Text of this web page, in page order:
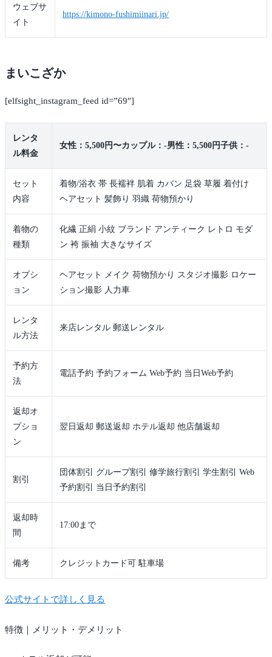
ウェブサ
イト
https://kimono-fushimiinari.jp/
まいこざか
[elfsight_instagram_feed id=”69″]
レンタ
ル料金
女性：5,500円〜カップル：-男性：5,500円子供：-
セット
内容
着物/浴衣 帯 長襦袢 肌着 カバン 足袋 草履 着付け
ヘアセット 髪飾り 羽織 荷物預かり
着物の
種類
化繊 正絹 小紋 ブランド アンティーク レトロ モダ
ン 袴 振袖 大きなサイズ
オプシ
ョン
ヘアセット メイク 荷物預かり スタジオ撮影 ロケー
ション撮影 人力車
レンタ
ル方法
来店レンタル 郵送レンタル
予約方
法
電話予約 予約フォーム Web予約 当日Web予約
返却オ
プショ
ン
翌日返却 郵送返却 ホテル返却 他店舗返却
割引
団体割引 グループ割引 修学旅行割引 学生割引 Web
予約割引 当日予約割引
返却時
間
17:00まで
備考 クレジットカード可 駐車場
公式サイトで詳しく見る
特徴｜メリット・デメリット